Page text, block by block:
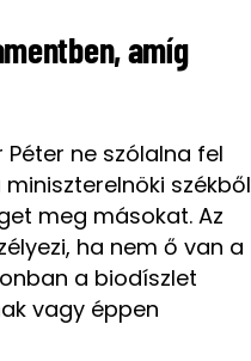
amíg
ne szólalna fel
székből
meg másokat. Az
ha nem ő van a
a biodíszlet
vagy éppen